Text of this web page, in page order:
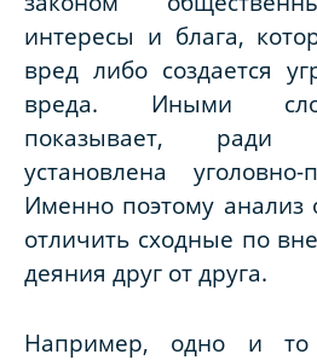
интересы и блага,
вред либо создается
вреда. Иными
показывает,
установлена
Именно поэтому анализ
отличить сходные по
деяния друг от друга.
Например, одно и то